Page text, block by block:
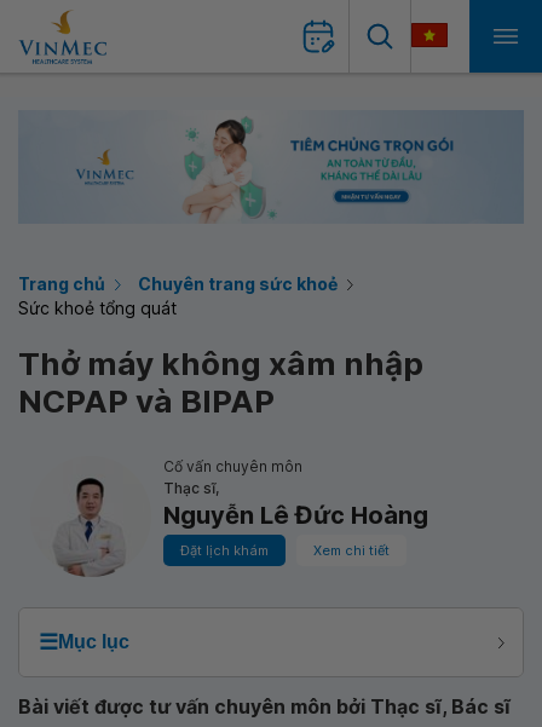
Trang chủ
Chuyên trang sức khoẻ
Sức khoẻ tổng quát
Thở máy không xâm nhập
NCPAP và BIPAP
Cố vấn chuyên môn
Thạc sĩ,
Nguyễn Lê Đức Hoàng
Đặt lịch khám Xem chi tiết
☰Mục lục
Bài viết được tư vấn chuyên môn bởi Thạc sĩ, Bác sĩ